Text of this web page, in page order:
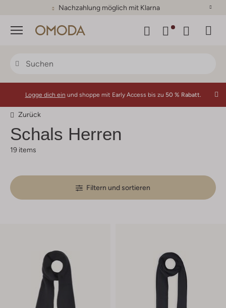
Nachzahlung möglich mit Klarna
Menü
Logge dich ein und shoppe mit Early Access bis zu 50 % Rabatt.
Zurück
Schals Herren
19 items
Filtern und sortieren